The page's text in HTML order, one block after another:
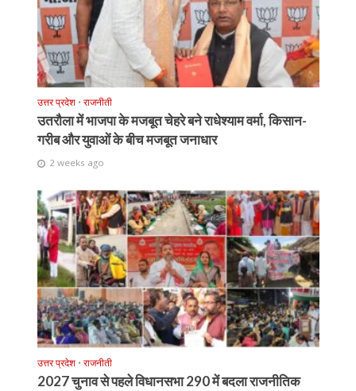
उत्तर प्रदेश • राजनीती
उतरौला में भाजपा के मजबूत चेहरे बने राधेश्याम वर्मा, किसान-
गरीब और युवाओं के बीच मजबूत जनाधार
2 weeks ago
उत्तर प्रदेश • राजनीती
2027 चुनाव से पहले विधानसभा 290 में बदला राजनीतिक